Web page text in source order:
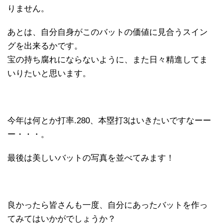
りません。
あとは、自分自身がこのバットの価値に見合うスイン
グを出来るかです。
宝の持ち腐れにならないように、また日々精進してま
いりたいと思います。
今年は何とか打率.280、本塁打3はいきたいですなーー
ー・・・。
最後は美しいバットの写真を並べてみます！
良かったら皆さんも一度、自分にあったバットを作っ
てみてはいかがでしょうか？